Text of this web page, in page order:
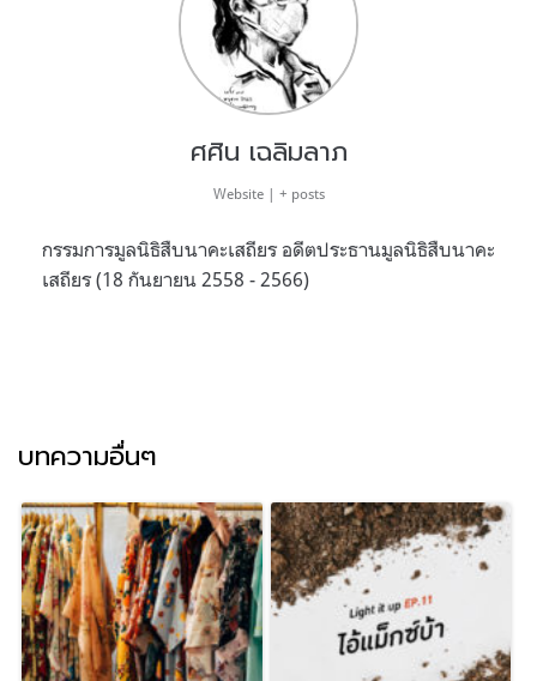
ศศิน เฉลิมลาภ
Website | + posts
กรรมการมูลนิธิสืบนาคะเสถียร อดีตประธานมูลนิธิสืบนาคะ
เสถียร (18 กันยายน 2558 - 2566)
บทความอื่นๆ